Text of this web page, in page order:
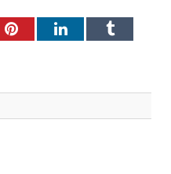
PinterestLinkedInTumblr